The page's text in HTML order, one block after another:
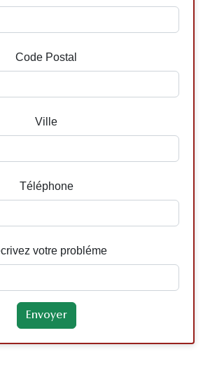
Code Postal
Ville
Téléphone
votre probléme